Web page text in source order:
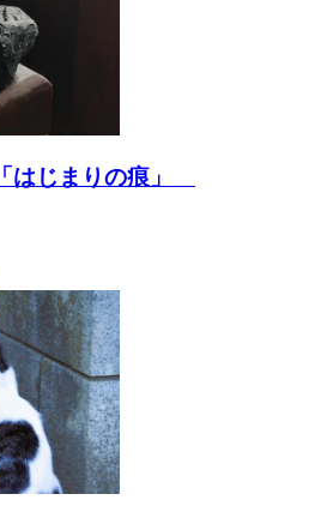
はじまりの痕」